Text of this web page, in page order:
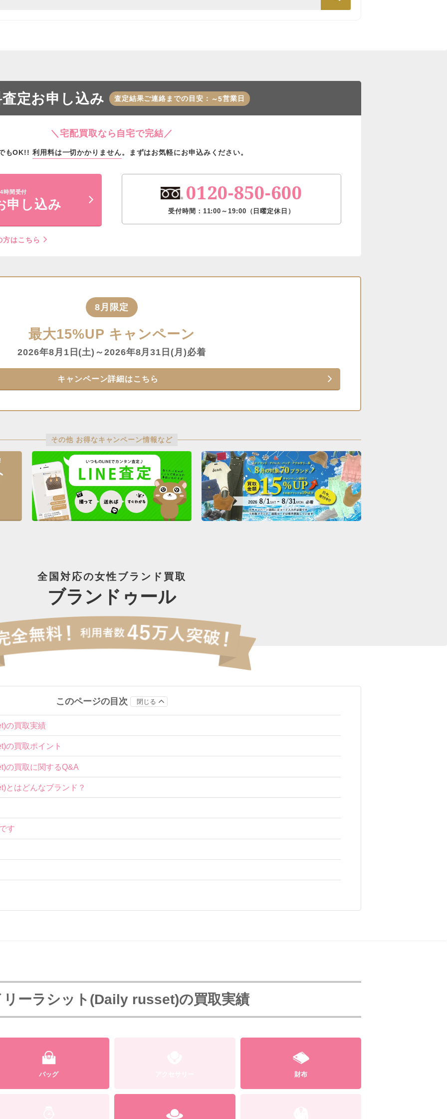
定お申し込み 査定結果ご連絡までの目安： ～5営業日
＼宅配買取なら自宅で完結／
もOK!! 利用料は一切かかりません。 まずはお気軽にお申込みください。
時間受付
申し込み
方はこちら
0120-850-600
受付時間：11:00～19:00（日曜定休日）
8月限定
最大15%UP キャンペーン
2026年8月1日(土)～2026年8月31日(月)必着
キャンペーン詳細はこちら
その他 お得なキャンペーン情報など
全国対応の女性ブランド買取
ブランドゥール
このページの目次 閉じる
の買取実績
の買取ポイント
の買取に関するQ&A
とはどんなブランド？
す
リーラシット(Daily russet)の買取実績
バッグ 財布